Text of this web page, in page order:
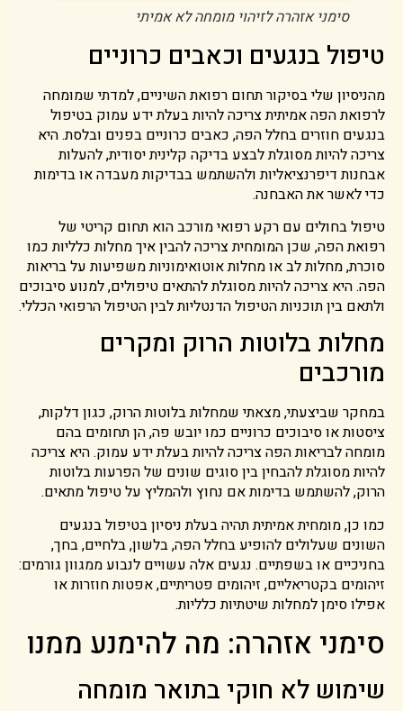
סימני אזהרה לזיהוי מומחה לא אמיתי
טיפול בנגעים וכאבים כרוניים
מהניסיון שלי בסיקור תחום רפואת השיניים, למדתי שמומחה
לרפואת הפה אמיתית צריכה להיות בעלת ידע עמוק בטיפול
בנגעים חוזרים בחלל הפה, כאבים כרוניים בפנים ובלסת. היא
צריכה להיות מסוגלת לבצע בדיקה קלינית יסודית, להעלות
אבחנות דיפרנציאליות ולהשתמש בבדיקות מעבדה או בדימות
כדי לאשר את האבחנה.
טיפול בחולים עם רקע רפואי מורכב הוא תחום קריטי של
רפואת הפה, שכן המומחית צריכה להבין איך מחלות כלליות כמו
סוכרת, מחלות לב או מחלות אוטואימוניות משפיעות על בריאות
הפה. היא צריכה להיות מסוגלת להתאים טיפולים, למנוע סיבוכים
ולתאם בין תוכניות הטיפול הדנטליות לבין הטיפול הרפואי הכללי.
מחלות בלוטות הרוק ומקרים
מורכבים
במחקר שביצעתי, מצאתי שמחלות בלוטות הרוק, כגון דלקות,
ציסטות או סיבוכים כרוניים כמו יובש פה, הן תחומים בהם
מומחה לבריאות הפה צריכה להיות בעלת ידע עמוק. היא צריכה
להיות מסוגלת להבחין בין סוגים שונים של הפרעות בלוטות
הרוק, להשתמש בדימות אם נחוץ ולהמליץ על טיפול מתאים.
כמו כן, מומחית אמיתית תהיה בעלת ניסיון בטיפול בנגעים
השונים שעלולים להופיע בחלל הפה, בלשון, בלחיים, בחך,
בחניכיים או בשפתיים. נגעים אלה עשויים לנבוע ממגוון גורמים:
זיהומים בקטריאליים, זיהומים פטריתיים, אפטות חוזרות או
אפילו סימן למחלות שיטתיות כלליות.
סימני אזהרה: מה להימנע ממנו
שימוש לא חוקי בתואר מומחה